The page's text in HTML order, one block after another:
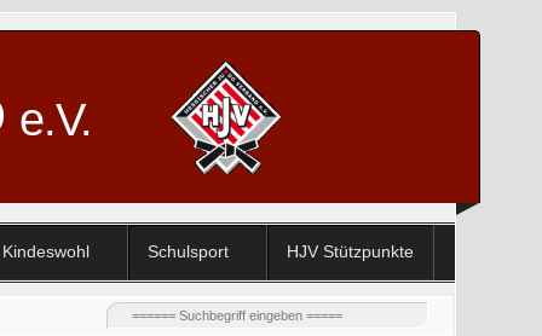
e.V.
Kindeswohl Schulsport HJV Stützpunkte